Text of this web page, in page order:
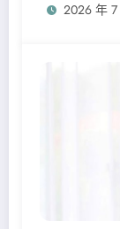
2026 年